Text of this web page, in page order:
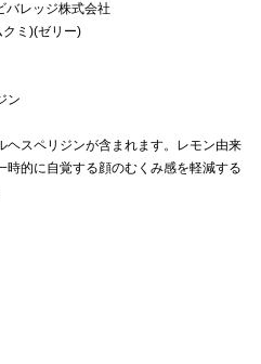
バレッジ株式会社
クミ)(ゼリー)
ン
ヘスペリジンが含まれます。レモン由来
時的に自覚する顔のむくみ感を軽減する